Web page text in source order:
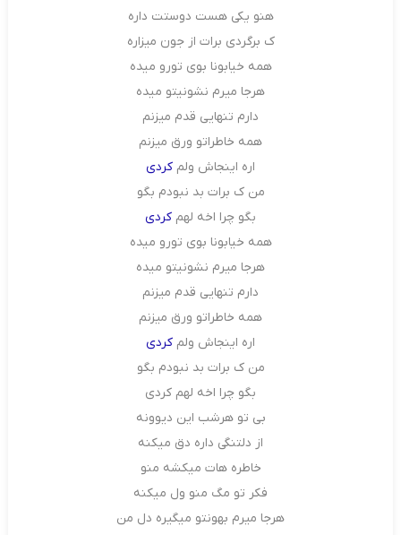
هنو یکی هست دوستت داره
ک برگردی برات از جون میزاره
همه خیابونا بوی تورو میده
هرجا میرم نشونیتو میده
دارم تنهایی قدم میزنم
همه خاطراتو ورق میزنم
اره اینجاش ولم کردی
من ک برات بد نبودم بگو
بگو چرا اخه لهم کردی
همه خیابونا بوی تورو میده
هرجا میرم نشونیتو میده
دارم تنهایی قدم میزنم
همه خاطراتو ورق میزنم
اره اینجاش ولم کردی
من ک برات بد نبودم بگو
بگو چرا اخه لهم کردی
بی تو هرشب این دیوونه
از دلتنگی داره دق میکنه
خاطره هات میکشه منو
فکر تو مگ منو ول میکنه
هرجا میرم بهونتو میگیره دل من